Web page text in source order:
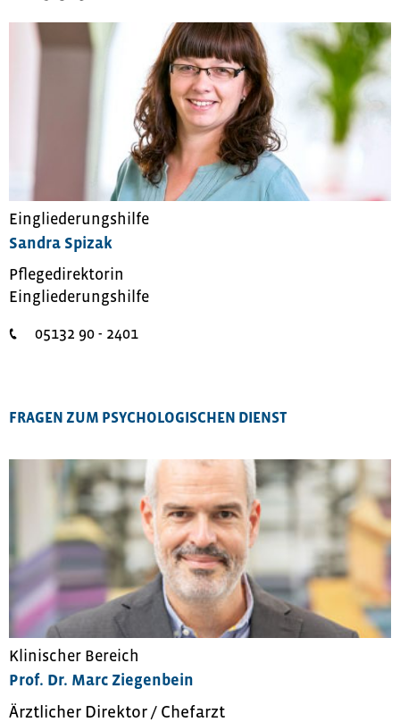
Eingliederungshilfe
Sandra Spizak
Pflegedirektorin
Eingliederungshilfe
05132 90 - 2401
FRAGEN ZUM PSYCHOLOGISCHEN DIENST
Klinischer Bereich
Prof. Dr. Marc Ziegenbein
Ärztlicher Direktor / Chefarzt